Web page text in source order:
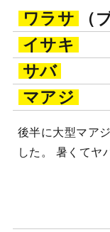
ワラサ
（
イサキ
サバ
マアジ
後半に大型マア
した。 暑くてヤ